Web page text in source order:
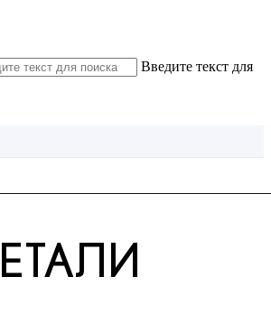
Введите текст для
of your configuration is 68 610 $